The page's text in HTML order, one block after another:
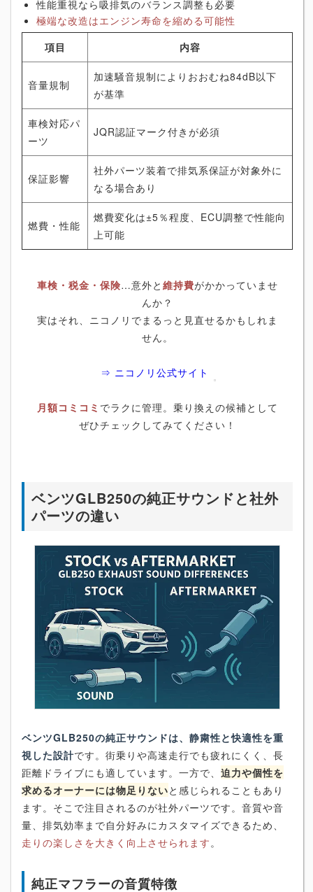
性能重視なら吸排気のバランス調整も必要
極端な改造はエンジン寿命を縮める可能性
項目
内容
音量規制
加速騒音規制によりおおむね84dB以下
が基準
車検対応パ
ーツ
JQR認証マーク付きが必須
保証影響
社外パーツ装着で排気系保証が対象外に
なる場合あり
燃費・性能
燃費変化は±5％程度、ECU調整で性能向
上可能
車検・税金・保険…意外と 維持費がかかっていませ
んか？
実はそれ、ニコノリでまるっと見直せるかもしれま
せん。
⇒ ニコノリ公式サイト
月額コミコミ でラクに管理。乗り換えの候補として
ぜひチェックしてみてください！
ベンツGLB250の純正サウンドと社外
パーツの違い
ベンツGLB250の純正サウンドは、静粛性と快適性を重
視した設計です。街乗りや高速走行でも疲れにくく、長
距離ドライブにも適しています。一方で、 迫力や個性を
求めるオーナーには物足りないと感じられることもあり
ます。そこで注目されるのが社外パーツです。音質や音
量、排気効率まで自分好みにカスタマイズできるため、
走りの楽しさを大きく向上させられます。
純正マフラーの音質特徴